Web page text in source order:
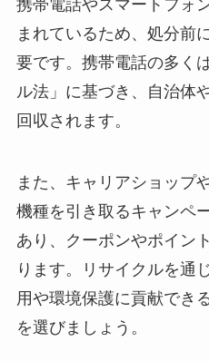
携帯電話やスマートフォ
まれているため、処分前
要です。携帯電話の多く
ル法」に基づき、自治体
回収されます。
また、キャリアショップ
機種を引き取るキャンペ
あり、クーポンやポイン
ります。リサイクルを通
用や環境保護に貢献でき
を選びましょう。